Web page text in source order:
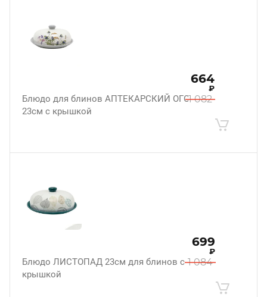
Блюдо для блинов АПТЕКАРСКИЙ ОГОРОД
23см с крышкой
1 082
664
₽
Блюдо ЛИСТОПАД 23см для блинов с
крышкой
1 084
699
₽